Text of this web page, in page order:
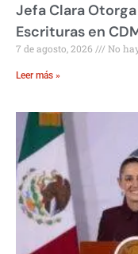
Jefa Clara
Escrituras en
7 de agosto, 2026 No
Leer más »